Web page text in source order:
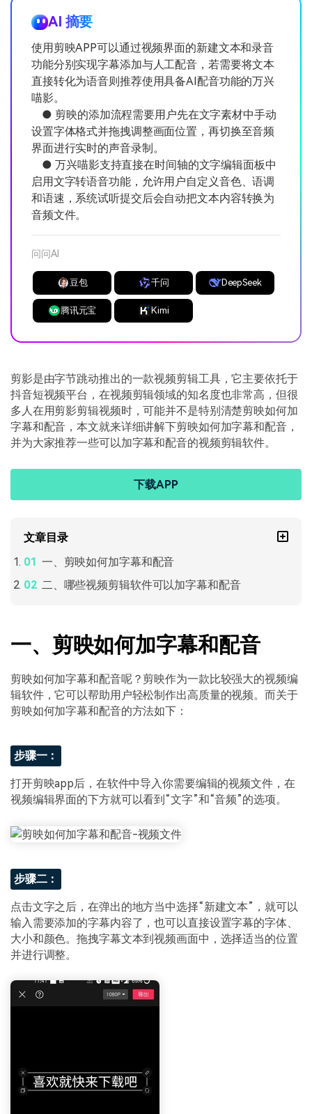
AI 摘要
使用剪映APP可以通过视频界面的新建文本和录音
功能分别实现字幕添加与人工配音，若需要将文本
直接转化为语音则推荐使用具备AI配音功能的万兴
喵影。
● 剪映的添加流程需要用户先在文字素材中手动
设置字体格式并拖拽调整画面位置，再切换至音频
界面进行实时的声音录制。
● 万兴喵影支持直接在时间轴的文字编辑面板中
启用文字转语音功能，允许用户自定义音色、语调
和语速，系统试听提交后会自动把文本内容转换为
音频文件。
问问AI
豆包 千问 DeepSeek
腾讯元宝 Kimi
剪影是由字节跳动推出的一款视频剪辑工具，它主要依托于
抖音短视频平台，在视频剪辑领域的知名度也非常高，但很
多人在用剪影剪辑视频时，可能并不是特别清楚剪映如何加
字幕和配音，本文就来详细讲解下剪映如何加字幕和配音，
并为大家推荐一些可以加字幕和配音的视频剪辑软件。
下载APP
文章目录
一、剪映如何加字幕和配音
二、哪些视频剪辑软件可以加字幕和配音
一、剪映如何加字幕和配音
剪映如何加字幕和配音呢？剪映作为一款比较强大的视频编
辑软件，它可以帮助用户轻松制作出高质量的视频。而关于
剪映如何加字幕和配音的方法如下：
步骤一：
打开剪映app后，在软件中导入你需要编辑的视频文件，在
视频编辑界面的下方就可以看到“文字”和“音频”的选项。
步骤二：
点击文字之后，在弹出的地方当中选择“新建文本”，就可以
输入需要添加的字幕内容了，也可以直接设置字幕的字体、
大小和颜色。拖拽字幕文本到视频画面中，选择适当的位置
并进行调整。